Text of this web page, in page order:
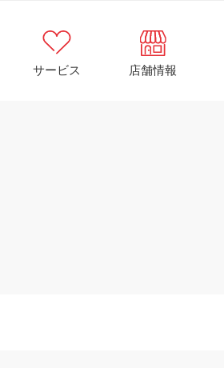
サービス 店舗情報